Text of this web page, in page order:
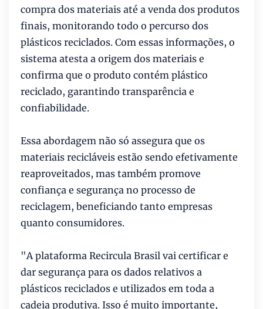
compra dos materiais até a venda dos produtos
finais, monitorando todo o percurso dos
plásticos reciclados. Com essas informações, o
sistema atesta a origem dos materiais e
confirma que o produto contém plástico
reciclado, garantindo transparência e
confiabilidade.
Essa abordagem não só assegura que os
materiais recicláveis estão sendo efetivamente
reaproveitados, mas também promove
confiança e segurança no processo de
reciclagem, beneficiando tanto empresas
quanto consumidores.
"A plataforma Recircula Brasil vai certificar e
dar segurança para os dados relativos a
plásticos reciclados e utilizados em toda a
cadeia produtiva. Isso é muito importante,